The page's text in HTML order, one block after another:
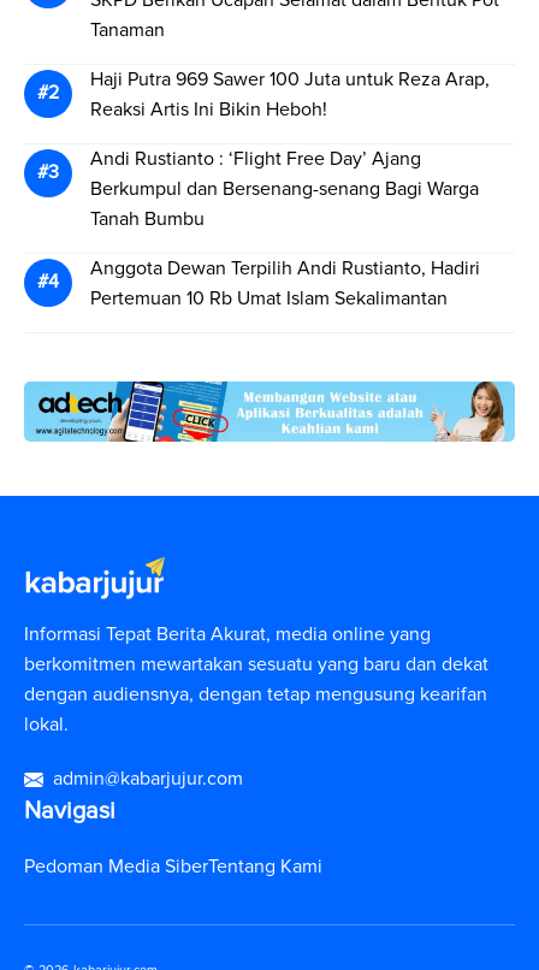
Tanaman
Haji Putra 969 Sawer 100 Juta untuk Reza Arap,
Reaksi Artis Ini Bikin Heboh!
Andi Rustianto : ‘Flight Free Day’ Ajang
Berkumpul dan Bersenang-senang Bagi Warga
Tanah Bumbu
Anggota Dewan Terpilih Andi Rustianto, Hadiri
Pertemuan 10 Rb Umat Islam Sekalimantan
Informasi Tepat Berita Akurat, media online yang
berkomitmen mewartakan sesuatu yang baru dan dekat
dengan audiensnya, dengan tetap mengusung kearifan
lokal.
admin@kabarjujur.com
Navigasi
Pedoman Media SiberTentang Kami